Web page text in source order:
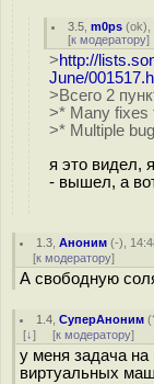
3.5 ,m0ps (ok),
[к модератору]
>http://
June/
>Всего 2
>* Many fixes
>* Multiple
я это видел,
- вышел, а
1.3 ,Аноним (-),
[к модератору]
А свободную
1.4 ,СуперАноним (
[↓] [к модератору]
у меня задача на
виртуальных